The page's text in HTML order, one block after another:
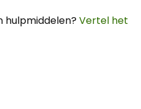
hulpmiddelen?Vertel het